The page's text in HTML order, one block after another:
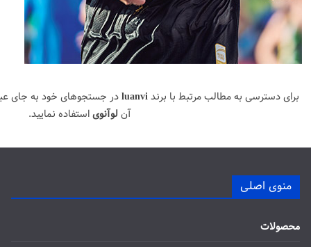
برای دسترسی به مطالب مرتبط با برندluanviدر جستجوهای خود به جای
آن لوآنویاستفاده نمایید.
منوی اصلی
محصولات